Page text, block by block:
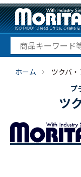
ホーム
ツクバ
プ
ツ